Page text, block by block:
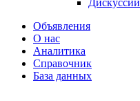
Дискуссии
Объявления
О нас
Аналитика
Справочник
База данных